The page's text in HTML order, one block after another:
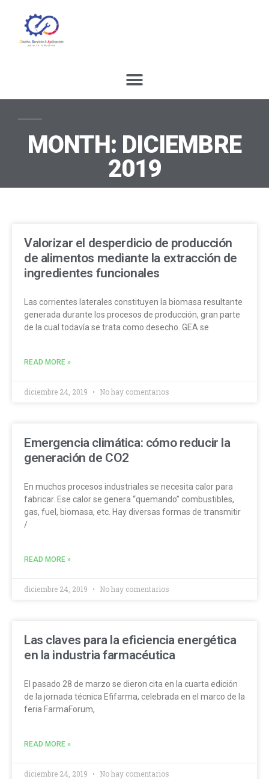
MONTH: DICIEMBRE
2019
Valorizar el desperdicio de producción
de alimentos mediante la extracción de
ingredientes funcionales
Las corrientes laterales constituyen la biomasa resultante
generada durante los procesos de producción, gran parte
de la cual todavía se trata como desecho. GEA se
READ MORE »
diciembre 24, 2019 No hay comentarios
Emergencia climática: cómo reducir la
generación de CO2
En muchos procesos industriales se necesita calor para
fabricar. Ese calor se genera “quemando” combustibles,
gas, fuel, biomasa, etc. Hay diversas formas de transmitir
/
READ MORE »
diciembre 24, 2019 No hay comentarios
Las claves para la eficiencia energética
en la industria farmacéutica
El pasado 28 de marzo se dieron cita en la cuarta edición
de la jornada técnica Efifarma, celebrada en el marco de la
feria FarmaForum,
READ MORE »
diciembre 24, 2019 No hay comentarios